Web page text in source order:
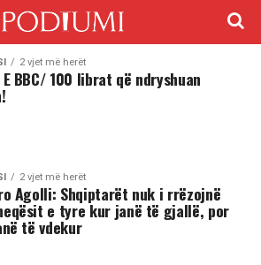
2 vjet më herët
E BBC/ 100 librat që ndryshuan
2 vjet më herët
Agolli: Shqiptarët nuk i rrëzojnë
e tyre kur janë të gjallë, por
të vdekur